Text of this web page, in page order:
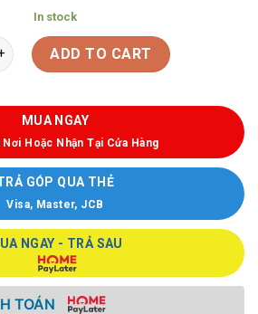
In stock
ADD TO CART
MUA NGAY
Nơi Hoặc Nhận Tại Cửa Hàng
GÓP QUA THẺ
Visa, Master, JCB
NGAY - TRẢ SAU
TOÁN